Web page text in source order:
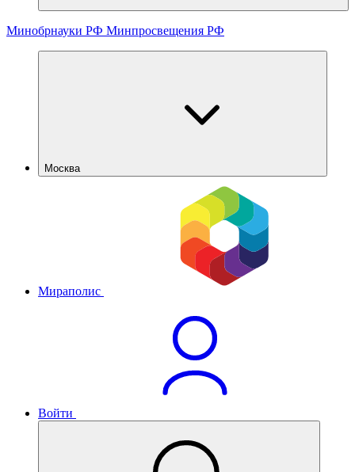
Минобрнауки РФ Минпросвещения РФ
Москва
Мираполис
Войти